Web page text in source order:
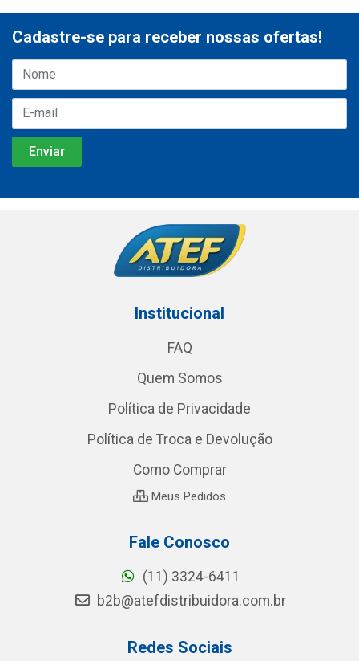
Cadastre-se para receber nossas ofertas!
Institucional
FAQ
Quem Somos
Política de Privacidade
Política de Troca e Devolução
Como Comprar
Meus Pedidos
Fale Conosco
(11) 3324-6411
b2b@atefdistribuidora.com.br
Redes Sociais